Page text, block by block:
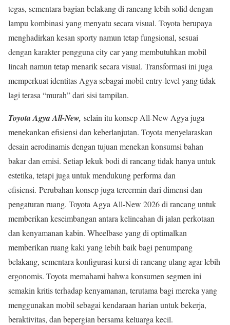
tegas, sementara bagian belakang di rancang lebih solid dengan
lampu kombinasi yang menyatu secara visual. Toyota berupaya
menghadirkan kesan sporty namun tetap fungsional, sesuai
dengan karakter pengguna city car yang membutuhkan mobil
lincah namun tetap menarik secara visual. Transformasi ini juga
memperkuat identitas Agya sebagai mobil entry-level yang tidak
lagi terasa “murah” dari sisi tampilan.
Toyota Agya All-New, selain itu konsep All-New Agya juga
menekankan efisiensi dan keberlanjutan. Toyota menyelaraskan
desain aerodinamis dengan tujuan menekan konsumsi bahan
bakar dan emisi. Setiap lekuk bodi di rancang tidak hanya untuk
estetika, tetapi juga untuk mendukung performa dan
efisiensi. Perubahan konsep juga tercermin dari dimensi dan
pengaturan ruang. Toyota Agya All-New 2026 di rancang untuk
memberikan keseimbangan antara kelincahan di jalan perkotaan
dan kenyamanan kabin. Wheelbase yang di optimalkan
memberikan ruang kaki yang lebih baik bagi penumpang
belakang, sementara konfigurasi kursi di rancang ulang agar lebih
ergonomis. Toyota memahami bahwa konsumen segmen ini
semakin kritis terhadap kenyamanan, terutama bagi mereka yang
menggunakan mobil sebagai kendaraan harian untuk bekerja,
beraktivitas, dan bepergian bersama keluarga kecil.